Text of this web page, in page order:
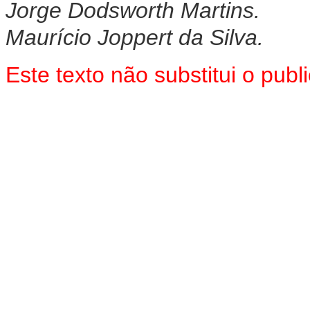
Jorge Dodsworth Martins.
Maurício Joppert da Silva.
Este texto não substitui o